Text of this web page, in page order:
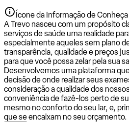
Ícone da Informação de Conheça
A Trevo nasceu com um propósito
serviços de saúde uma realidade
especialmente aqueles sem plano
transparência, qualidade e preços
para que você possa zelar pela sua
Desenvolvemos uma plataforma
decisão de onde realizar seus
consideração a qualidade dos
conveniência de fazê-los perto de
mesmo no conforto do seu lar, e,
que se encaixam no seu orçamento.